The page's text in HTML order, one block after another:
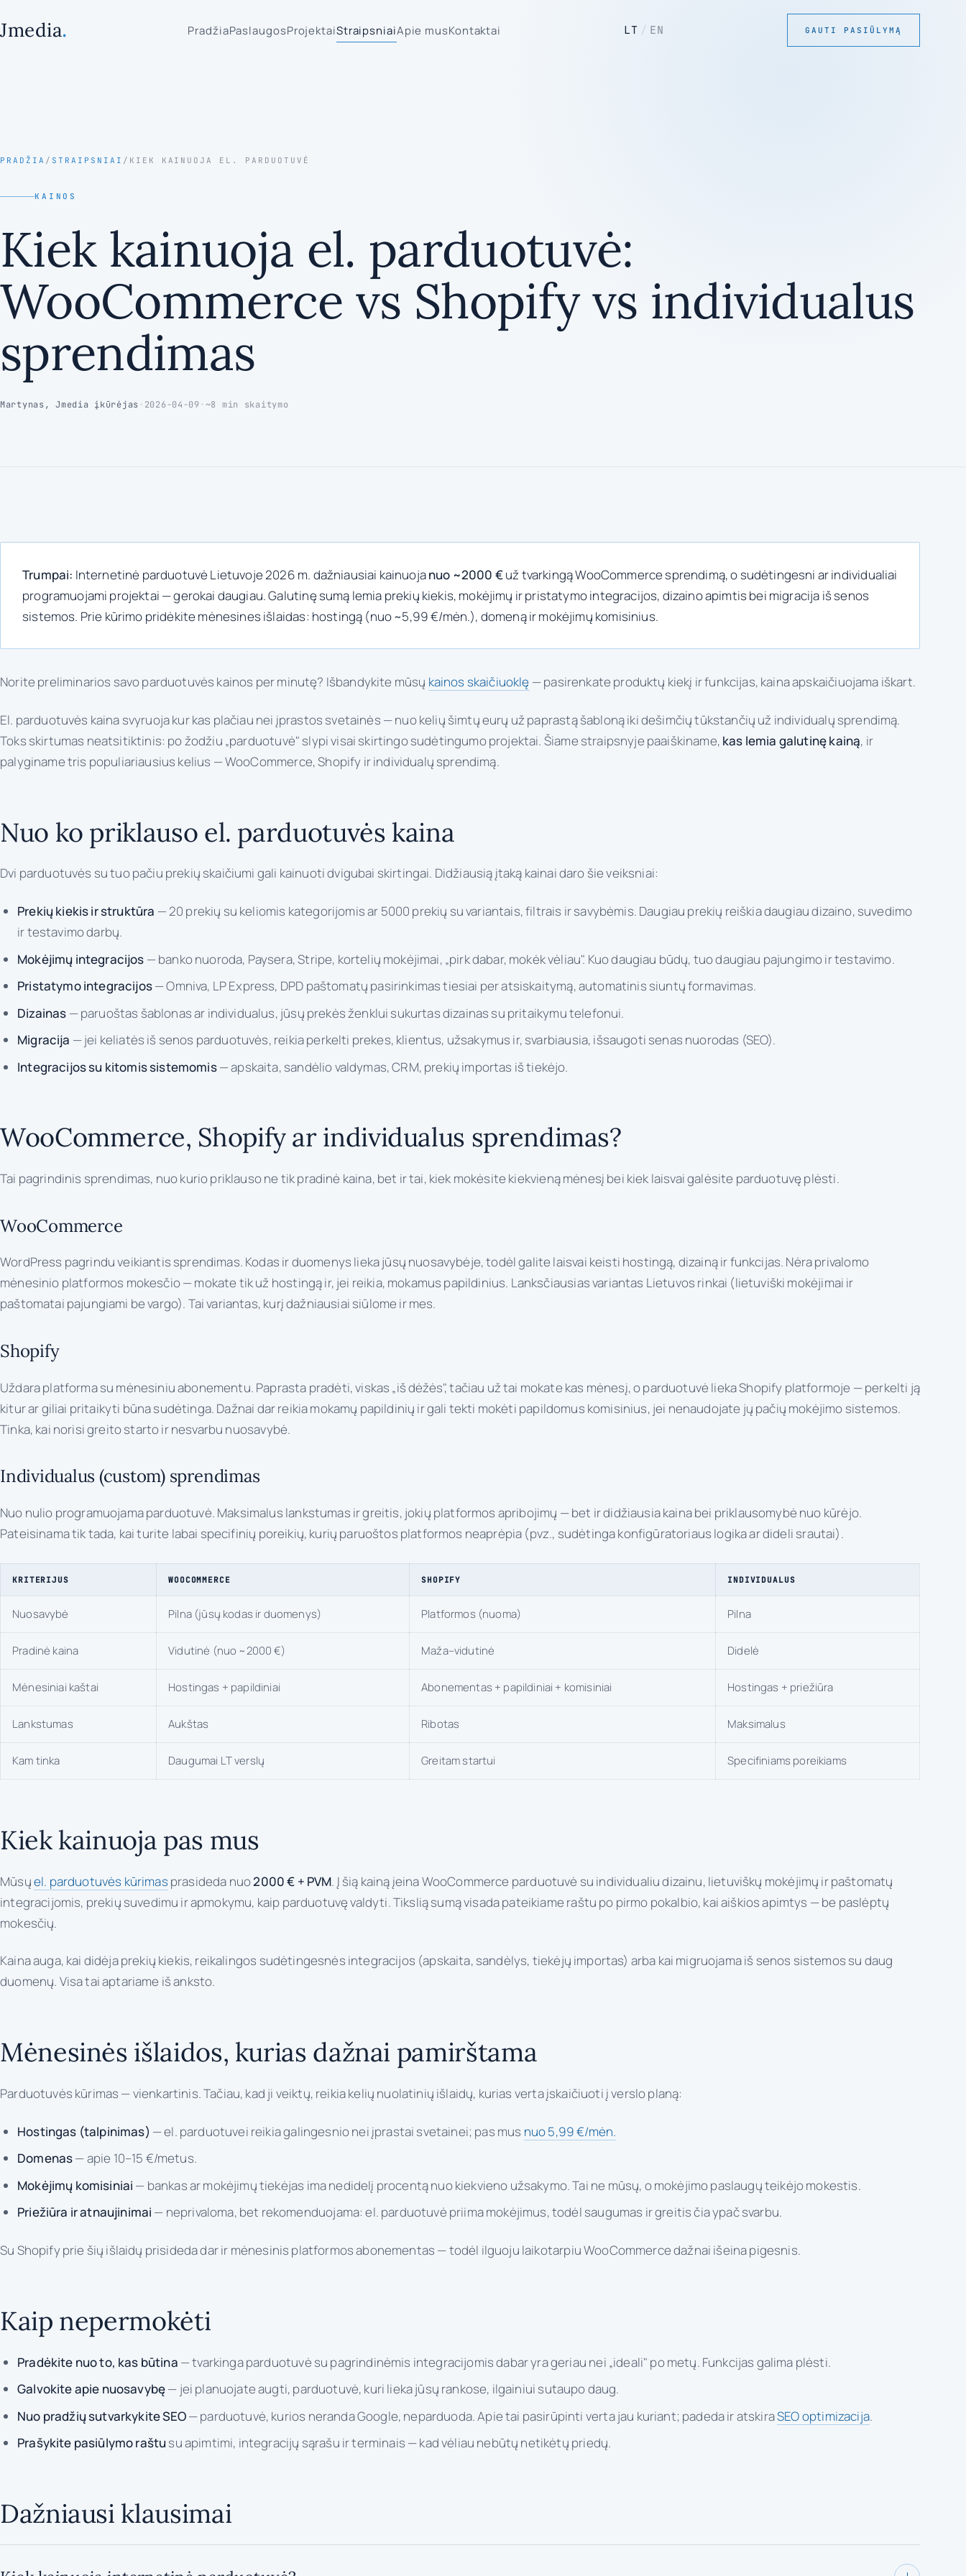
Jmedia. PradžiaPaslaugosProjektaiStraipsniaiApie musKontaktai LT / EN GAUTI PASIŪLYMĄ
PRADŽIA / STRAIPSNIAI / KIEK KAINUOJA EL. PARDUOTUVĖ
KAINOS
Kiek kainuoja el. parduotuvė:
WooCommerce vs Shopify vs individualus
sprendimas
Martynas, Jmedia įkūrėjas • 2026-04-09 • ~8 min skaitymo
Trumpai: Internetinė parduotuvė Lietuvoje 2026 m. dažniausiai kainuojanuo ~2000 €už tvarkingą WooCommerce sprendimą, o sudėtingesni ar individualiai
programuojami projektai — gerokai daugiau. Galutinę sumą lemia prekių kiekis, mokėjimų ir pristatymo integracijos, dizaino apimtis bei migracija iš senos
sistemos. Prie kūrimo pridėkite mėnesines išlaidas: hostingą (nuo ~5,99 €/mėn.), domeną ir mokėjimų komisinius.
Norite preliminarios savo parduotuvės kainos per minutę? Išbandykite mūsų kainos skaičiuoklę — pasirenkate produktų kiekį ir funkcijas, kaina apskaičiuojama iškart.
El. parduotuvės kaina svyruoja kur kas plačiau nei įprastos svetainės — nuo kelių šimtų eurų už paprastą šabloną iki dešimčių tūkstančių už individualų sprendimą.
Toks skirtumas neatsitiktinis: po žodžiu „parduotuvė" slypi visai skirtingo sudėtingumo projektai. Šiame straipsnyje paaiškiname, kas lemia galutinę kainą, ir
palyginame tris populiariausius kelius — WooCommerce, Shopify ir individualų sprendimą.
Nuo ko priklauso el. parduotuvės kaina
Dvi parduotuvės su tuo pačiu prekių skaičiumi gali kainuoti dvigubai skirtingai. Didžiausią įtaką kainai daro šie veiksniai:
Prekių kiekis ir struktūra — 20 prekių su keliomis kategorijomis ar 5000 prekių su variantais, filtrais ir savybėmis. Daugiau prekių reiškia daugiau dizaino, suvedimo
ir testavimo darbų.
Mokėjimų integracijos — banko nuoroda, Paysera, Stripe, kortelių mokėjimai, „pirk dabar, mokėk vėliau". Kuo daugiau būdų, tuo daugiau pajungimo ir testavimo.
Pristatymo integracijos— Omniva, LP Express, DPD paštomatų pasirinkimas tiesiai per atsiskaitymą, automatinis siuntų formavimas.
Dizainas — paruoštas šablonas ar individualus, jūsų prekės ženklui sukurtas dizainas su pritaikymu telefonui.
Migracija — jei keliatės iš senos parduotuvės, reikia perkelti prekes, klientus, užsakymus ir, svarbiausia, išsaugoti senas nuorodas (SEO).
Integracijos su kitomis sistemomis— apskaita, sandėlio valdymas, CRM, prekių importas iš tiekėjo.
WooCommerce, Shopify ar individualus sprendimas?
Tai pagrindinis sprendimas, nuo kurio priklauso ne tik pradinė kaina, bet ir tai, kiek mokėsite kiekvieną mėnesį bei kiek laisvai galėsite parduotuvę plėsti.
WooCommerce
WordPress pagrindu veikiantis sprendimas. Kodas ir duomenys lieka jūsų nuosavybėje, todėl galite laisvai keisti hostingą, dizainą ir funkcijas. Nėra privalomo
mėnesinio platformos mokesčio — mokate tik už hostingą ir, jei reikia, mokamus papildinius. Lanksčiausias variantas Lietuvos rinkai (lietuviški mokėjimai ir
paštomatai pajungiami be vargo). Tai variantas, kurį dažniausiai siūlome ir mes.
Shopify
Uždara platforma su mėnesiniu abonementu. Paprasta pradėti, viskas „iš dėžės", tačiau už tai mokate kas mėnesį, o parduotuvė lieka Shopify platformoje — perkelti ją
kitur ar giliai pritaikyti būna sudėtinga. Dažnai dar reikia mokamų papildinių ir gali tekti mokėti papildomus komisinius, jei nenaudojate jų pačių mokėjimo sistemos.
Tinka, kai norisi greito starto ir nesvarbu nuosavybė.
Individualus (custom) sprendimas
Nuo nulio programuojama parduotuvė. Maksimalus lankstumas ir greitis, jokių platformos apribojimų — bet ir didžiausia kaina bei priklausomybė nuo kūrėjo.
Pateisinama tik tada, kai turite labai specifinių poreikių, kurių paruoštos platformos neaprėpia (pvz., sudėtinga konfigūratoriaus logika ar dideli srautai).
KRITERIJUS WOOCOMMERCE SHOPIFY INDIVIDUALUS
Nuosavybė Pilna (jūsų kodas ir duomenys) Platformos (nuoma) Pilna
Pradinė kaina Vidutinė (nuo ~2000 €) Maža–vidutinė Didelė
Mėnesiniai kaštai Hostingas + papildiniai Abonementas + papildiniai + komisiniai Hostingas + priežiūra
Lankstumas Aukštas Ribotas Maksimalus
Kam tinka Daugumai LT verslų Greitam startui Specifiniams poreikiams
Kiek kainuoja pas mus
Mūsųel. parduotuvės kūrimas prasideda nuo2000 € + PVM. Į šią kainą įeina WooCommerce parduotuvė su individualiu dizainu, lietuviškų mokėjimų ir paštomatų
integracijomis, prekių suvedimu ir apmokymu, kaip parduotuvę valdyti. Tikslią sumą visada pateikiame raštu po pirmo pokalbio, kai aiškios apimtys — be paslėptų
mokesčių.
Kaina auga, kai didėja prekių kiekis, reikalingos sudėtingesnės integracijos (apskaita, sandėlys, tiekėjų importas) arba kai migruojama iš senos sistemos su daug
duomenų. Visa tai aptariame iš anksto.
Mėnesinės išlaidos, kurias dažnai pamirštama
Parduotuvės kūrimas — vienkartinis. Tačiau, kad ji veiktų, reikia kelių nuolatinių išlaidų, kurias verta įskaičiuoti į verslo planą:
Hostingas (talpinimas) — el. parduotuvei reikia galingesnio nei įprastai svetainei; pas mus nuo 5,99 €/mėn.
Domenas— apie 10–15 €/metus.
Mokėjimų komisiniai — bankas ar mokėjimų tiekėjas ima nedidelį procentą nuo kiekvieno užsakymo. Tai ne mūsų, o mokėjimo paslaugų teikėjo mokestis.
Priežiūra ir atnaujinimai — neprivaloma, bet rekomenduojama: el. parduotuvė priima mokėjimus, todėl saugumas ir greitis čia ypač svarbu.
Su Shopify prie šių išlaidų prisideda dar ir mėnesinis platformos abonementas — todėl ilguoju laikotarpiu WooCommerce dažnai išeina pigesnis.
Kaip nepermokėti
Pradėkite nuo to, kas būtina — tvarkinga parduotuvė su pagrindinėmis integracijomis dabar yra geriau nei „ideali" po metų. Funkcijas galima plėsti.
Galvokite apie nuosavybę— jei planuojate augti, parduotuvė, kuri lieka jūsų rankose, ilgainiui sutaupo daug.
Nuo pradžių sutvarkykite SEO— parduotuvė, kurios neranda Google, neparduoda. Apie tai pasirūpinti verta jau kuriant; padeda ir atskiraSEO optimizacija.
Prašykite pasiūlymo raštu su apimtimi, integracijų sąrašu ir terminais — kad vėliau nebūtų netikėtų priedų.
Dažniausi klausimai